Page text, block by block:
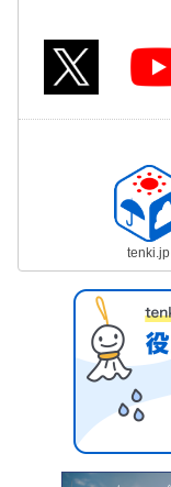
tenki.jp